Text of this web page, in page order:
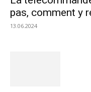
pas, comment y
13.06.2024